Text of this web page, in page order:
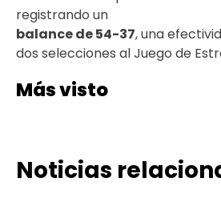
registrando un
balance de 54-37, una
dos selecciones al Juego de
Más visto
Noticias